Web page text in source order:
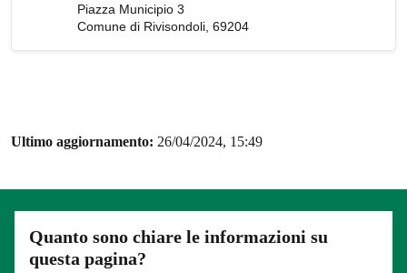
Piazza Municipio 3
Comune di Rivisondoli, 69204
Ultimo aggiornamento: 26/04/2024, 15:49
Quanto sono chiare le informazioni su
questa pagina?